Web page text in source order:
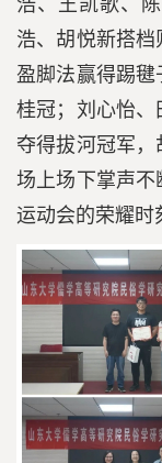
浩、胡悦新搭
盈脚法赢得踢
桂冠；刘心怡
夺得拔河冠军，
场上场下掌声不
运动会的荣耀时